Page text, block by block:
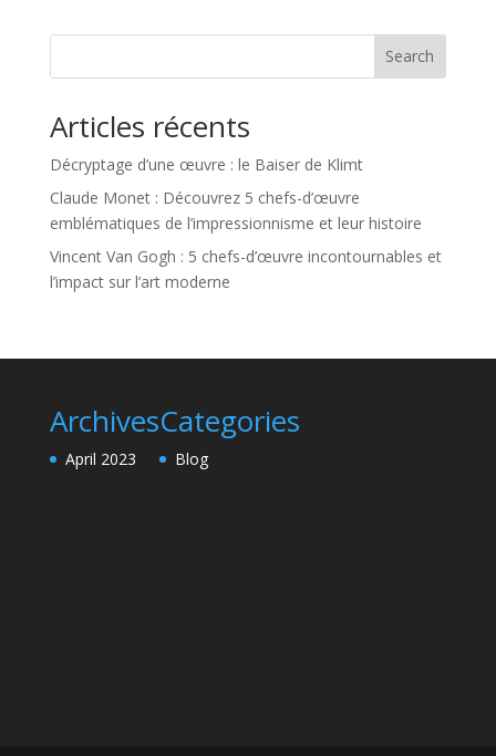
Search
Articles récents
Décryptage d’une œuvre : le Baiser de Klimt
Claude Monet : Découvrez 5 chefs-d’œuvre
emblématiques de l’impressionnisme et leur histoire
Vincent Van Gogh : 5 chefs-d’œuvre incontournables et
l’impact sur l’art moderne
Archives
April 2023
Categories
Blog